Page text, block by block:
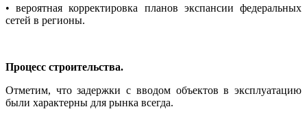
• вероятная корректировка планов экспансии федеральных
сетей в регионы.
Процесс строительства.
Отметим, что задержки с вводом объектов в эксплуатацию
были характерны для рынка всегда.